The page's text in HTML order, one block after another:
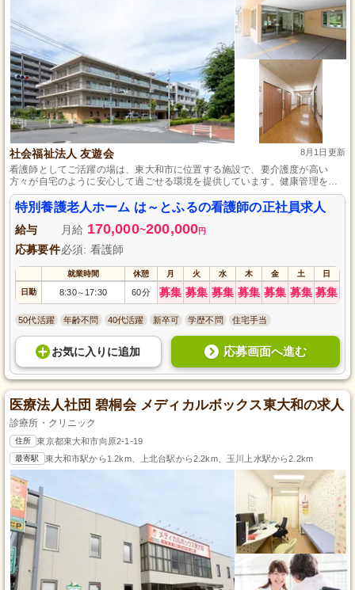
社会福祉法人 友遊会 8月1日更新
看護師としてご活躍の場は、東大和市に位置する施設で、要介護度が高い
方々が自宅のように安心して過ごせる環境を提供しています。健康管理を中
心に看護業務全般を行い、ゆったりとしたケアで利用者さまの生活を支えま
す。スタッフの頑張りは賞与や手当によって評価され、西武拝島線・多摩都
市モノレール玉川上水駅から徒歩5分と通勤に便利な立地も魅力です。
特別養護老人ホーム は～とふるの看護師の正社員求人
給与 月給 170,000~200,000円
応募要件必須: 看護師
就業時間 休憩 月 火 水 木 金 土 日
日勤 8:30～ 17:30 60分 募集 募集 募集 募集 募集 募集 募集
50代活躍 年齢不問 40代活躍 新卒可 学歴不問 住宅手当
お気に入り に追加 応募画面へ進む
医療法人社団 碧桐会 メディカルボックス東大和の求人
診療所・クリニック
住所 東京都東大和市向原2-1-19
最寄駅 東大和市駅から1.2km、上北台駅から2.2km、玉川上水駅から2.2km